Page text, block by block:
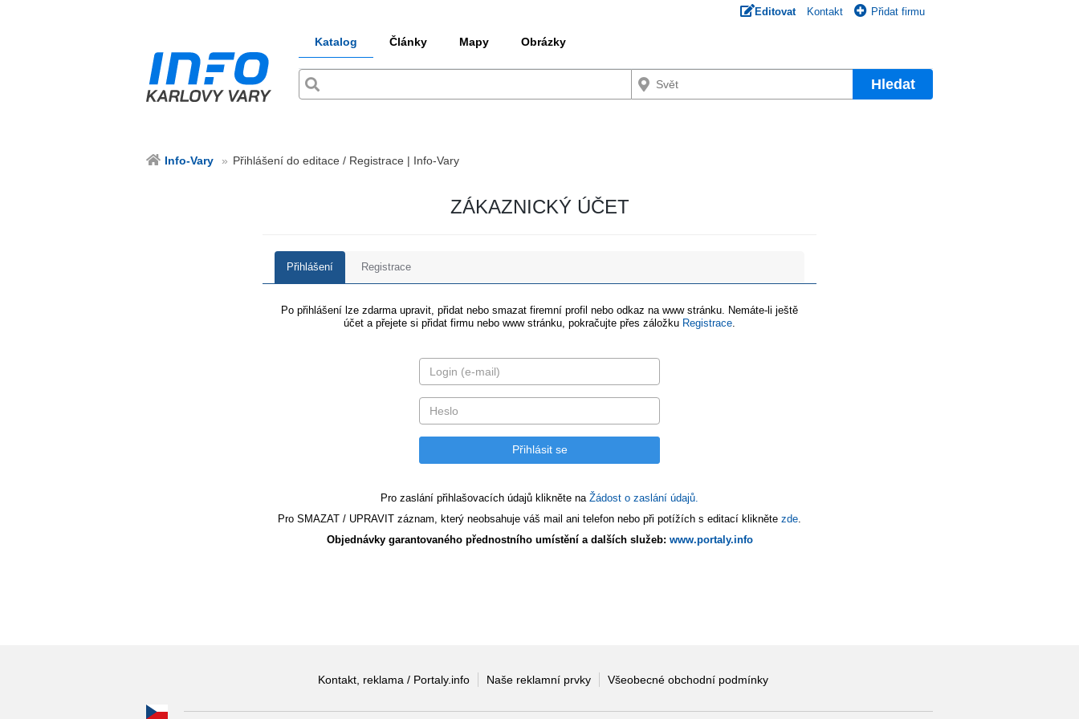
Editovat Kontakt Přidat firmu
Katalog Články Mapy Obrázky
Hledat
Info-Vary Přihlášení do editace / Registrace | Info-Vary
ZÁKAZNICKÝ ÚČET
Přihlášení Registrace
Po přihlášení lze zdarma upravit, přidat nebo smazat firemní profil nebo odkaz na www stránku. Nemáte-li ještě
účet a přejete si přidat firmu nebo www stránku, pokračujte přes záložku Registrace
Pro zaslání přihlašovacích údajů klikněte na Žádost o zaslání údajů.
Pro SMAZAT / UPRAVIT záznam, který neobsahuje váš mail ani telefon nebo při potížích s editací klikněte zde
Objednávky garantovaného přednostního umístění a dalších služeb: www.portaly.info
Kontakt, reklama / Portaly.info Naše reklamní prvky Všeobecné obchodní podmínky